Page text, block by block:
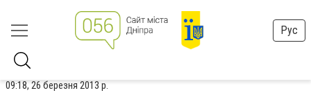
Рус
09:18, 26 березня 2013 р.